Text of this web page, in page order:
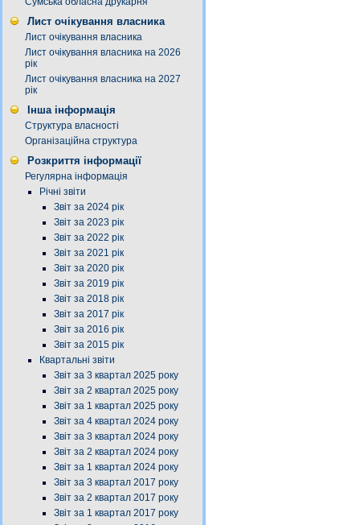
Лист очікування власника
Лист очікування власника
Лист очікування власника на 2026
рік
Лист очікування власника на 2027
рік
Інша інформація
Структура власності
Організаційна структура
Розкриття інформації
Регулярна інформація
Річні звіти
Звіт за 2024 рік
Звіт за 2023 рік
Звіт за 2022 рік
Звіт за 2021 рік
Звіт за 2020 рік
Звіт за 2019 рік
Звіт за 2018 рік
Звіт за 2017 рік
Звіт за 2016 рік
Звіт за 2015 рік
Квартальні звіти
Звіт за 3 квартал 2025 року
Звіт за 2 квартал 2025 року
Звіт за 1 квартал 2025 року
Звіт за 4 квартал 2024 року
Звіт за 3 квартал 2024 року
Звіт за 2 квартал 2024 року
Звіт за 1 квартал 2024 року
Звіт за 3 квартал 2017 року
Звіт за 2 квартал 2017 року
Звіт за 1 квартал 2017 року